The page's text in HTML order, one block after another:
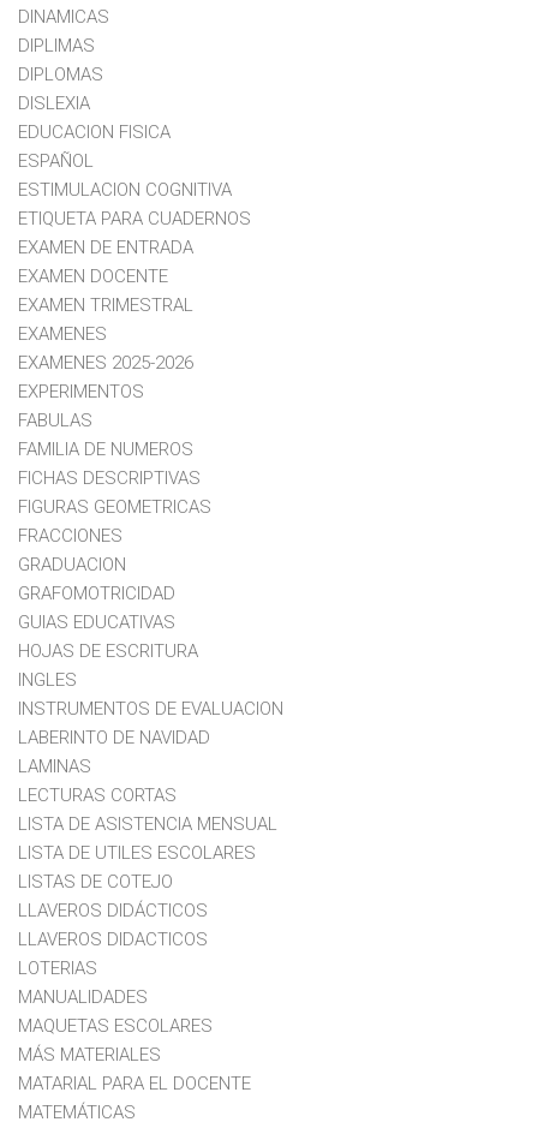
DINAMICAS
DIPLIMAS
DIPLOMAS
DISLEXIA
EDUCACION FISICA
ESPAÑOL
ESTIMULACION COGNITIVA
ETIQUETA PARA CUADERNOS
EXAMEN DE ENTRADA
EXAMEN DOCENTE
EXAMEN TRIMESTRAL
EXAMENES
EXAMENES 2025-2026
EXPERIMENTOS
FABULAS
FAMILIA DE NUMEROS
FICHAS DESCRIPTIVAS
FIGURAS GEOMETRICAS
FRACCIONES
GRADUACION
GRAFOMOTRICIDAD
GUIAS EDUCATIVAS
HOJAS DE ESCRITURA
INGLES
INSTRUMENTOS DE EVALUACION
LABERINTO DE NAVIDAD
LAMINAS
LECTURAS CORTAS
LISTA DE ASISTENCIA MENSUAL
LISTA DE UTILES ESCOLARES
LISTAS DE COTEJO
LLAVEROS DIDÁCTICOS
LLAVEROS DIDACTICOS
LOTERIAS
MANUALIDADES
MAQUETAS ESCOLARES
MÁS MATERIALES
MATARIAL PARA EL DOCENTE
MATEMÁTICAS